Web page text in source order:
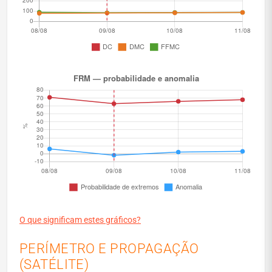
O que significam estes gráficos?
PERÍMETRO E PROPAGAÇÃO
(SATÉLITE)